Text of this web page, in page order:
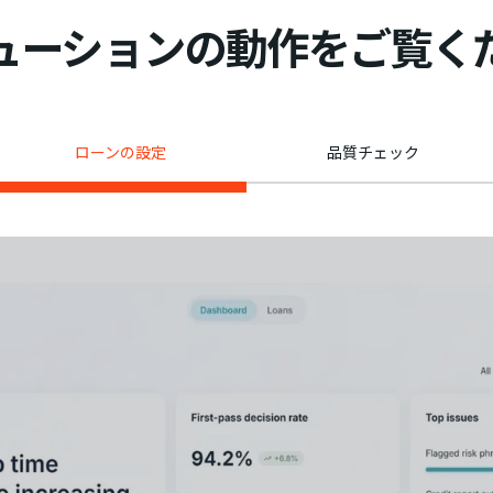
ーションの動作をご覧く
ローンの設定 品質チェック